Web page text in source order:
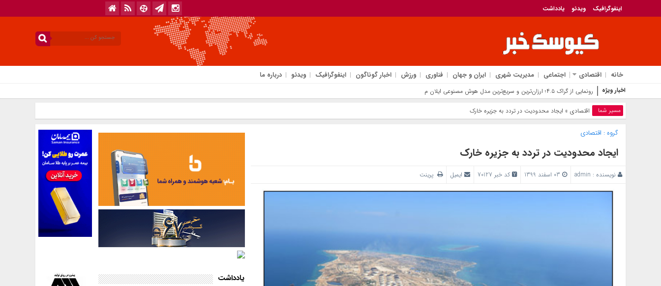
اینفوگرافیک ویدئو یادداشت
خانه اقتصادی اجتماعی مدیریت شهری ایران و جهان فناوری ورزش اخبار گوناگون اینفوگرافیک ویدئو درباره ما
اخبار ویژه رونمایی از گراک ۴.۵؛ ارزان‌ترین و سریع‌ترین مدل هوش مصنوعی ایلان ماسک برای رقابت با جی‌پی
مسیر شما اقتصادی » ایجاد محدودیت‌ در تردد به جزیره خارک
گروه : اقتصادی
ایجاد محدودیت‌ در تردد به جزیره خارک
نویسنده : admin کد خبر 70127 ایمیل پرینت
یادداشت